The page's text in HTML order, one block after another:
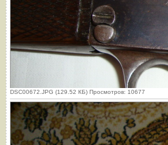
DSC00672.JPG (129.52 КБ) Просмотров: 10677